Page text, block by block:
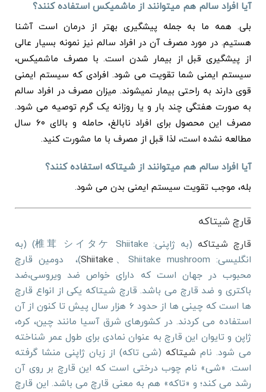
آیا افراد سالم هم میتوانند از ماشمیکس استفاده کنند؟
بلی. همه ما به جمله پیشگیری بهتر از درمان است آشنا
هستیم. در مورد مصرف آن در افراد سالم نیز نمونه بسیار عالی
از پیشگیری قبل از بیمار شدن است. با مصرف ماشمیکس،
سیستم ایمنی شما تقویت می شود. افرادی که سیستم ایمنی
قوی دارند به راحتی بیمار نمیشوند. میزان مصرف در افراد سالم
به صورت هفتگی چند بار و یا روزانه یک گرم توصیه می شود.
مصرف این محصول برای افراد نابالغ، حامله و بالای ۶۰ سال
مطالعه نشده است، لذا قبل از مصرف با ما مشورت کنید.
آیا افراد سالم هم میتوانند از شیتاکه استفاده کنند؟
بله،‌ موجب تقویت سیستم ایمنی بدن می شود.
قارچ شیتاکه
قارچ شیتاکه
(به ژاپنی: 椎茸 シイタケ Shiitake) (به
انگلیسی:
Shiitake、Shiitake mushroom)، دومین قارچ
محبوب در جهان است که دارای خواص ضد ویروسی،ضد
باکتری و ضد قارچ می باشد. قارچ شیتاکه یکی از انواع قارچ
ها است که چینی ها از حدود 6 هزار سال پیش تا کنون از آن
استفاده می کردند. در کشورهای شرق آسیا مانند چین، کره،
ژاپن و تایوان این قارچ به عنوان نمادی برای طول عمر شناخته
می شود. نام شیتاکه (شی تاکه) از زبان ژاپنی منشا گرفته
است. «شی» نام چوب درختی است که این قارچ بر روی آن
رشد می کند؛ و «تاکه» هم به معنی قارچ می باشد. این قارچ